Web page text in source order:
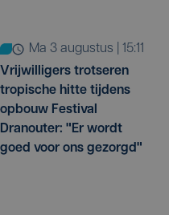
ma 3 augustus | 15:11
Vrijwilligers trotseren
tropische hitte tijdens
opbouw Festival
Dranouter: "Er wordt
goed voor ons gezorgd"